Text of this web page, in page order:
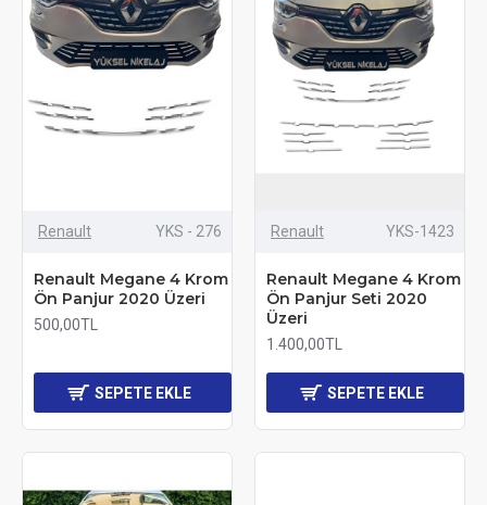
Renault YKS - 276
Renault Megane 4 Krom
Ön Panjur 2020 Üzeri
500,00TL
SEPETE EKLE
Renault YKS-1423
Renault Megane 4 Krom
Ön Panjur Seti 2020
Üzeri
1.400,00TL
SEPETE EKLE